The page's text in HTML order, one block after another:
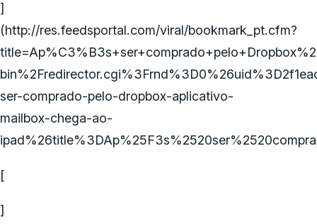
]
(http://res.feedsportal.com/viral/bookmark_pt.cfm?
ser-comprado-pelo-dropbox-aplicativo-
mailbox-chega-ao-
[
]